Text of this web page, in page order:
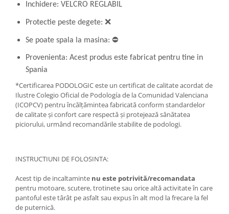
Inchidere: VELCRO REGLABIL
Protectie peste degete: ❌
Se poate spala la masina: ⛔
Provenienta: Acest produs este fabricat pentru tine in
Spania
*Certificarea PODOLOGIC este un certificat de calitate acordat de
Ilustre Colegio Oficial de Podología de la Comunidad Valenciana
(ICOPCV) pentru încălțămintea fabricată conform standardelor
de calitate și confort care respectă și protejează sănătatea
piciorului, urmând recomandările stabilite de podologi.
INSTRUCTIUNI DE FOLOSINTA:
Acest tip de incaltaminte nu este potrivită/recomandata
pentru motoare, scutere, trotinete sau orice altă activitate în care
pantoful este târât pe asfalt sau expus în alt mod la frecare la fel
de puternică.